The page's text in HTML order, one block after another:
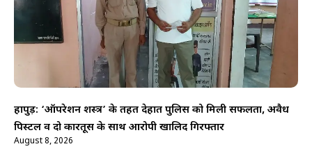
हापुड़: ‘ऑपरेशन शस्त्र’ के तहत देहात पुलिस को मिली सफलता, अवैध
पिस्टल व दो कारतूस के साथ आरोपी खालिद गिरफ्तार
August 8, 2026